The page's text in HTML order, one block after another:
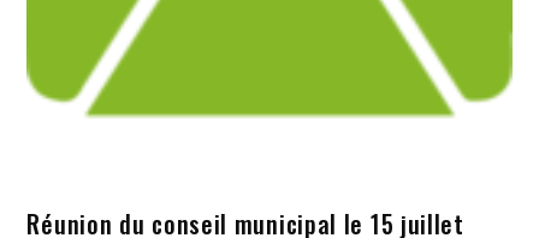
Réunion du conseil municipal le 15 juillet